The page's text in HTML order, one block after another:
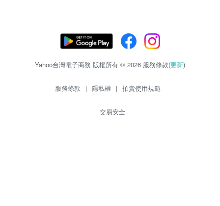
Yahoo台灣電子商務 版權所有 © 2026 服務條款(更新)
服務條款 | 隱私權 | 拍賣使用規範
交易安全